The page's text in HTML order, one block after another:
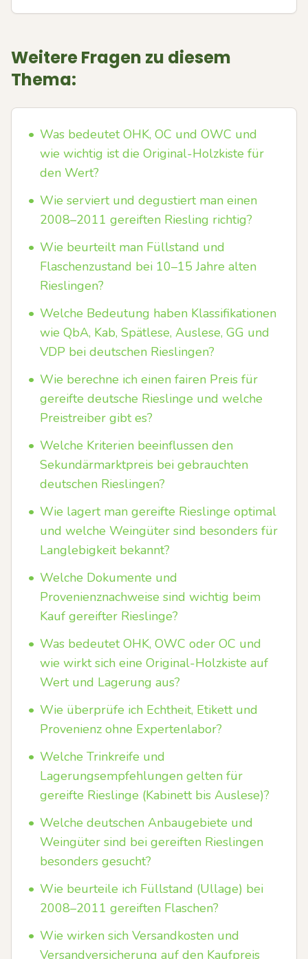
Weitere Fragen zu diesem
Thema:
• Was bedeutet OHK, OC und OWC und
wie wichtig ist die Original-Holzkiste für
den Wert?
• Wie serviert und degustiert man einen
2008–2011 gereiften Riesling richtig?
• Wie beurteilt man Füllstand und
Flaschenzustand bei 10–15 Jahre alten
Rieslingen?
• Welche Bedeutung haben Klassifikationen
wie QbA, Kab, Spätlese, Auslese, GG und
VDP bei deutschen Rieslingen?
• Wie berechne ich einen fairen Preis für
gereifte deutsche Rieslinge und welche
Preistreiber gibt es?
• Welche Kriterien beeinflussen den
Sekundärmarktpreis bei gebrauchten
deutschen Rieslingen?
• Wie lagert man gereifte Rieslinge optimal
und welche Weingüter sind besonders für
Langlebigkeit bekannt?
• Welche Dokumente und
Provenienznachweise sind wichtig beim
Kauf gereifter Rieslinge?
• Was bedeutet OHK, OWC oder OC und
wie wirkt sich eine Original-Holzkiste auf
Wert und Lagerung aus?
• Wie überprüfe ich Echtheit, Etikett und
Provenienz ohne Expertenlabor?
• Welche Trinkreife und
Lagerungsempfehlungen gelten für
gereifte Rieslinge (Kabinett bis Auslese)?
• Welche deutschen Anbaugebiete und
Weingüter sind bei gereiften Rieslingen
besonders gesucht?
• Wie beurteile ich Füllstand (Ullage) bei
2008–2011 gereiften Flaschen?
• Wie wirken sich Versandkosten und
Versandversicherung auf den Kaufpreis